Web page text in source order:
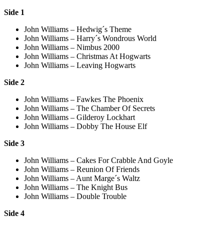
Side 1
John Williams – Hedwig´s Theme
John Williams – Harry´s Wondrous World
John Williams – Nimbus 2000
John Williams – Christmas At Hogwarts
John Williams – Leaving Hogwarts
Side 2
John Williams – Fawkes The Phoenix
John Williams – The Chamber Of Secrets
John Williams – Gilderoy Lockhart
John Williams – Dobby The House Elf
Side 3
John Williams – Cakes For Crabble And Goyle
John Williams – Reunion Of Friends
John Williams – Aunt Marge´s Waltz
John Williams – The Knight Bus
John Williams – Double Trouble
Side 4